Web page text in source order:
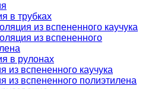
в трубках
из вспененного каучука
из вспененного
в рулонах
из вспененного каучука
из вспененного полиэтилена